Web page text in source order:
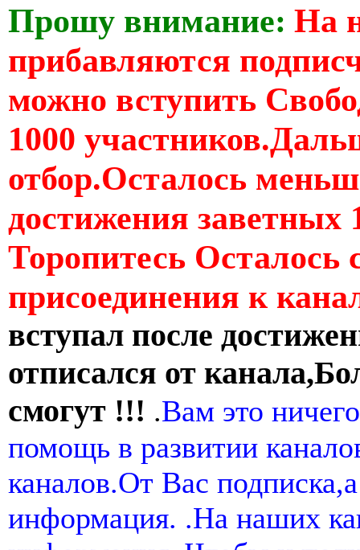
Прошу внимание: На
прибавляются
можно вступить
1000
отбор.Осталось
достижения заветных
Торопитесь Осталось
присоединения к
вступал после
отписался от
смогут !!! .Вам это
помощь в развитии
каналов.От Вас
информация. .На наших